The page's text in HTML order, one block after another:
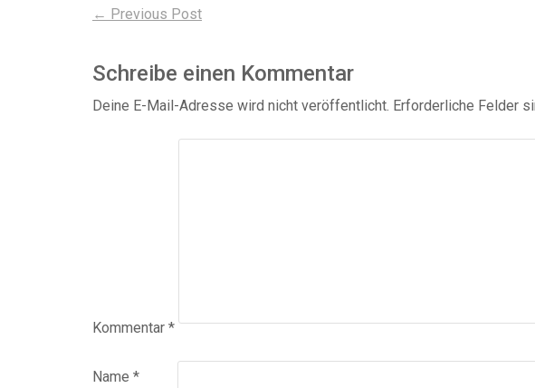
Beitragsnavigation
← Previous PostPrevious
Schreibe einen Kommentar
Deine E-Mail-Adresse wird nicht veröffentlicht. Erforderliche Felder
Kommentar *
Name *